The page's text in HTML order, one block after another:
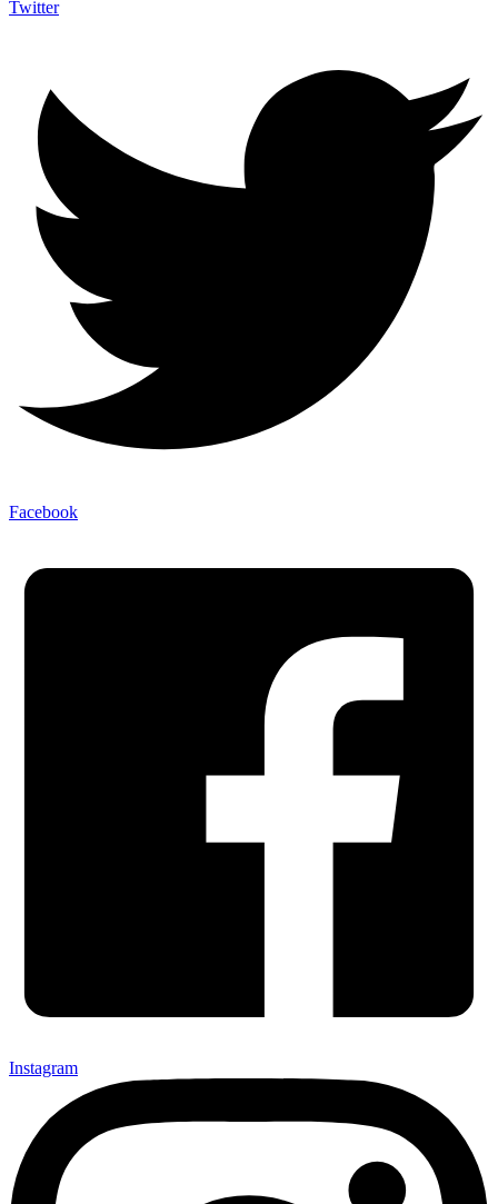
Twitter
Facebook
Instagram